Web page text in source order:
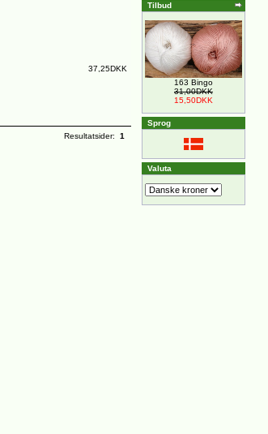
37,25DKK
Resultatsider: 1
Tilbud
163 Bingo
31,00DKK
15,50DKK
Sprog
Valuta